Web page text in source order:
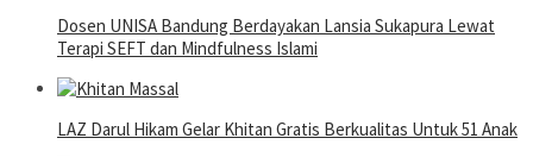
Dosen UNISA Bandung Berdayakan Lansia Sukapura Lewat
Terapi SEFT dan Mindfulness Islami
LAZ Darul Hikam Gelar Khitan Gratis Berkualitas Untuk 51 Anak